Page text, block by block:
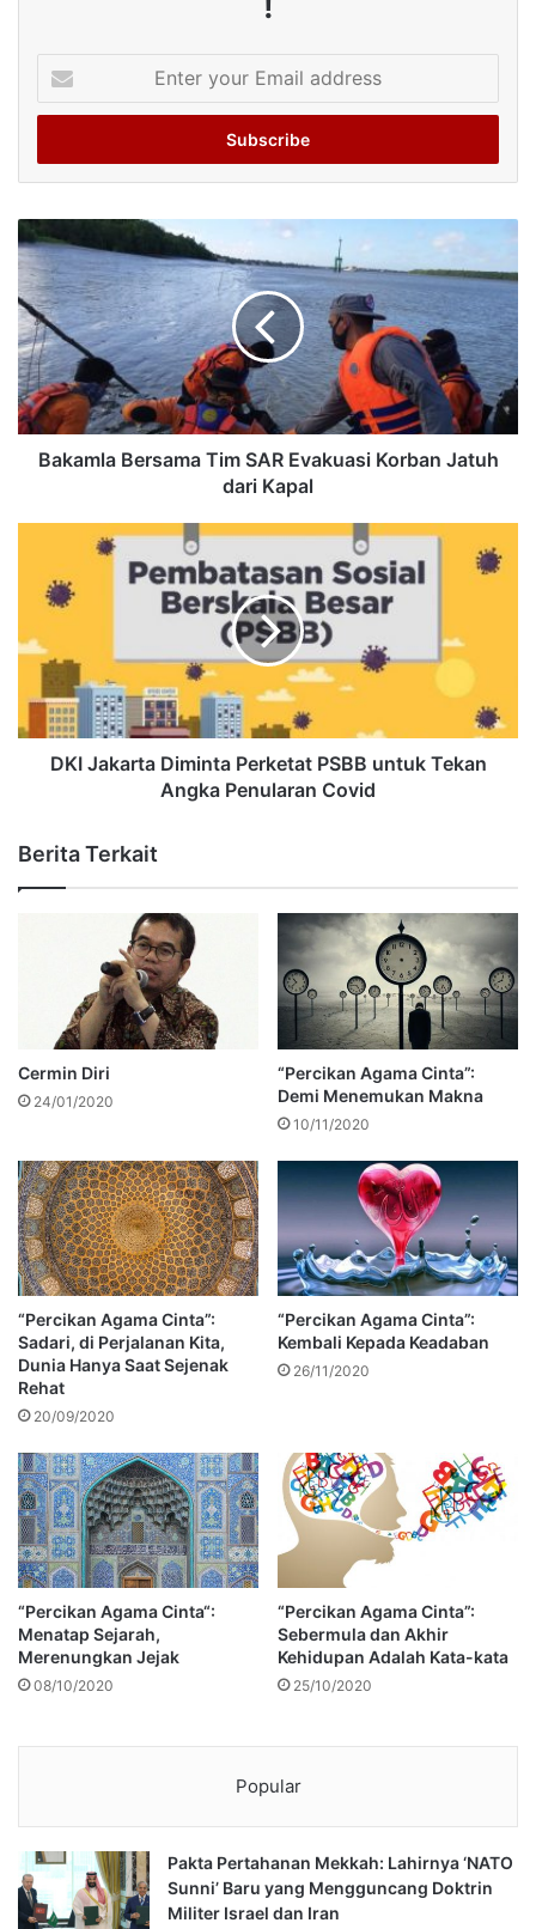
your
Email
Bakamla Bersama Tim SAR Evakuasi Korban Jatuh
dari Kapal
DKI Jakarta Diminta Perketat PSBB untuk Tekan
Angka Penularan Covid
Berita Terkait
Cermin Diri
24/01/2020
“Percikan Agama Cinta”:
Demi Menemukan Makna
10/11/2020
“Percikan Agama Cinta”:
Sadari, di Perjalanan Kita,
Dunia Hanya Saat Sejenak
Rehat
20/09/2020
“Percikan Agama Cinta”:
Kembali Kepada Keadaban
26/11/2020
“Percikan Agama Cinta“:
Menatap Sejarah,
Merenungkan Jejak
08/10/2020
“Percikan Agama Cinta”:
Sebermula dan Akhir
Kehidupan Adalah Kata-kata
25/10/2020
Popular
Pakta Pertahanan Mekkah: Lahirnya ‘NATO
Sunni’ Baru yang Mengguncang Doktrin
Militer Israel dan Iran